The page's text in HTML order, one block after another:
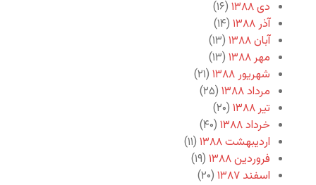
دی ۱۳۸۸
(۱۶)
آذر ۱۳۸۸
(۱۴)
آبان ۱۳۸۸
(۱۳)
مهر ۱۳۸۸
(۱۳)
شهریور ۱۳۸۸
(۲۱)
مرداد ۱۳۸۸
(۲۵)
تیر ۱۳۸۸
(۲۰)
خرداد ۱۳۸۸
(۴۰)
اردیبهشت ۱۳۸۸
(۱۱)
فروردین ۱۳۸۸
(۱۹)
اسفند ۱۳۸۷
(۲۰)